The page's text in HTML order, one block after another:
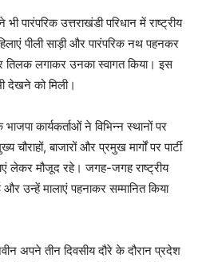
भी पारंपरिक उत्तराखंडी परिधान में राष्ट्रीय
पीली साड़ी और पारंपरिक नथ पहनकर
और तिलक लगाकर उनका स्वागत किया। इस
देखने को मिली।
कार्यकर्ताओं ने विभिन्न स्थानों पर
बाजारों और प्रमुख मार्गों पर पार्टी
लेकर मौजूद रहे। जगह-जगह राष्ट्रीय
उन्हें मालाएं पहनाकर सम्मानित किया
अपने तीन दिवसीय दौरे के दौरान प्रदेश